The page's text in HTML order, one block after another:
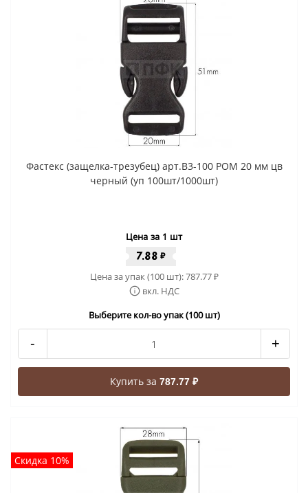
Фастекс (защелка-трезубец) арт.В3-100 РОМ 20 мм цв
черный (уп 100шт/1000шт)
Цена за 1 шт
7.88 ₽
Цена за упак (100 шт):787.77₽
вкл. НДС
Выберите кол-во упак (100 шт)
- +
Купить за 787.77 ₽
Скидка 10%